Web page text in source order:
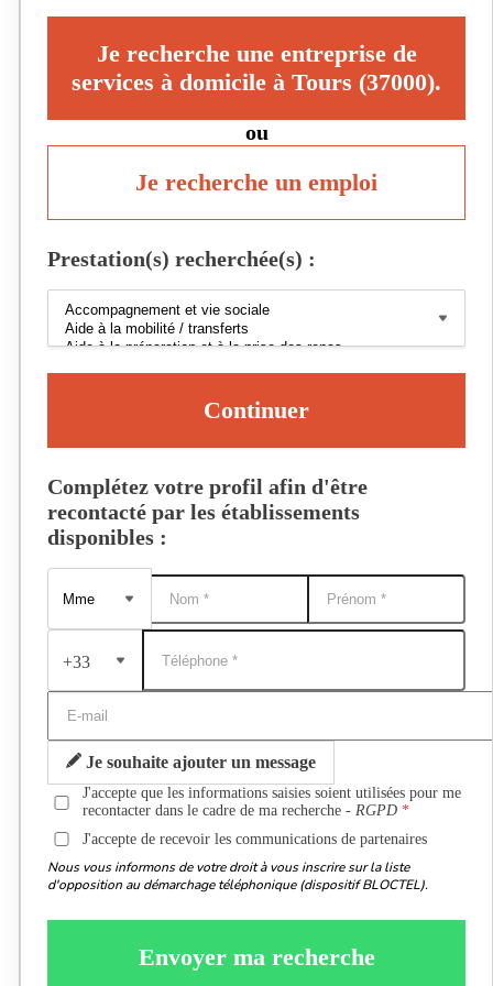
Je recherche une entreprise de
services à domicile à Tours (37000).
ou
Je recherche un emploi
Prestation(s) recherchée(s) :
Continuer
Complétez votre profil afin d'être
recontacté par les établissements
disponibles :
+33
Je souhaite ajouter un message
J'accepte que les informations saisies soient utilisées pour me
recontacter dans le cadre de ma recherche -RGPD
J'accepte de recevoir les communications de partenaires
Nous vous informons de votre droit à vous inscrire sur la liste
d'opposition au démarchage téléphonique (dispositif BLOCTEL).
Envoyer ma recherche